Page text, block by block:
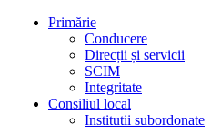
Primărie
Conducere
Direcții și servicii
SCIM
Integritate
Consiliul local
Institutii subordonate